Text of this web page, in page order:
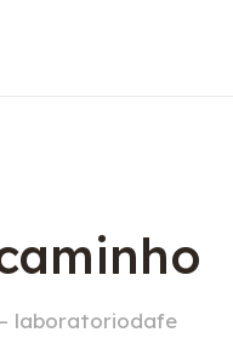
laboratoriodafe